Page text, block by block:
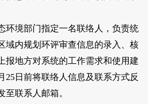
境部门指定一名联络人，负责统
域内规划环评审查信息的录入、核
报地方对系统的工作需求和使用建
25日前将联络人信息及联系方式反
至联系人邮箱。